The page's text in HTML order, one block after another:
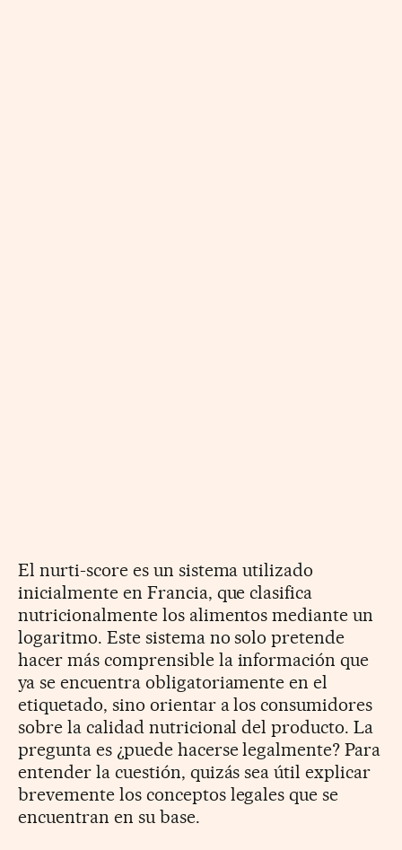
El nurti-score es un sistema utilizado
inicialmente en Francia, que clasifica
nutricionalmente los alimentos mediante un
logaritmo. Este sistema no solo pretende
hacer más comprensible la información que
ya se encuentra obligatoriamente en el
etiquetado, sino orientar a los consumidores
sobre la calidad nutricional del producto. La
pregunta es ¿puede hacerse legalmente? Para
entender la cuestión, quizás sea útil explicar
brevemente los conceptos legales que se
encuentran en su base.